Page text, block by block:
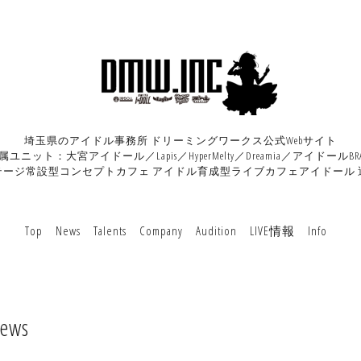
埼玉県のアイドル事務所 ドリーミングワークス公式Webサイト
ユニット：大宮アイドール／Lapis／HyperMelty／Dreamia／アイドール
ージ常設型コンセプトカフェ アイドル育成型ライブカフェアイドール
Top News Talents Company Audition LIVE情報 Info